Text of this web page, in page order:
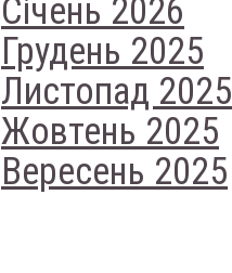
Січень 2026
Грудень 2025
Листопад 2025
Жовтень 2025
Вересень 2025